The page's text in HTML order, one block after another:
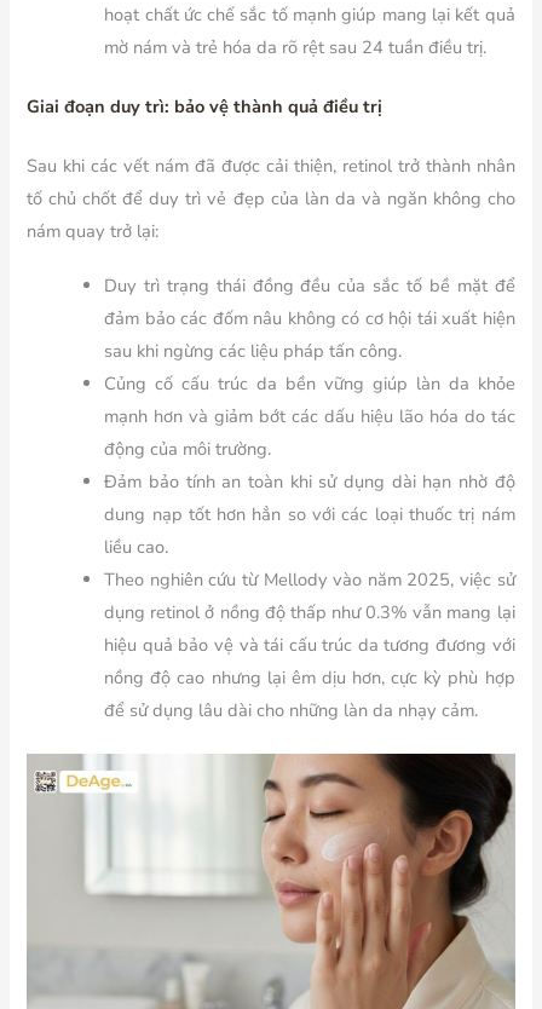
hoạt chất ức chế sắc tố mạnh giúp mang lại kết quả
mờ nám và trẻ hóa da rõ rệt sau 24 tuần điều trị.
Giai đoạn duy trì: bảo vệ thành quả điều trị
Sau khi các vết nám đã được cải thiện, retinol trở thành nhân
tố chủ chốt để duy trì vẻ đẹp của làn da và ngăn không cho
nám quay trở lại:
Duy trì trạng thái đồng đều của sắc tố bề mặt để
đảm bảo các đốm nâu không có cơ hội tái xuất hiện
sau khi ngừng các liệu pháp tấn công.
Củng cố cấu trúc da bền vững giúp làn da khỏe
mạnh hơn và giảm bớt các dấu hiệu lão hóa do tác
động của môi trường.
Đảm bảo tính an toàn khi sử dụng dài hạn nhờ độ
dung nạp tốt hơn hẳn so với các loại thuốc trị nám
liều cao.
Theo nghiên cứu từ Mellody vào năm 2025, việc sử
dụng retinol ở nồng độ thấp như 0.3% vẫn mang lại
hiệu quả bảo vệ và tái cấu trúc da tương đương với
nồng độ cao nhưng lại êm dịu hơn, cực kỳ phù hợp
để sử dụng lâu dài cho những làn da nhạy cảm.